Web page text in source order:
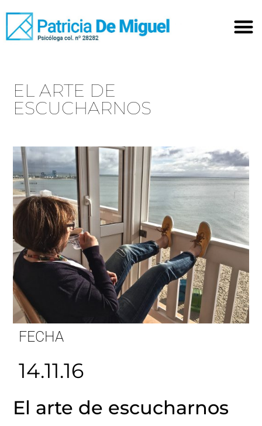
EL ARTE DE
ESCUCHARNOS
FECHA
14.11.16
El arte de escucharnos